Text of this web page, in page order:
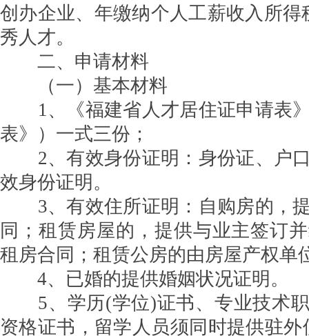
创办企业、年缴纳个人工薪收入所得
秀人才。
二、申请材料
（一）基本材料
1、《福建省人才居住证申请表
表》）一式三份；
2、有效身份证明：身份证、户
效身份证明。
3、有效住所证明：自购房的，
同；租赁房屋的，提供与业主签订
租房合同；租赁公房的由房屋产权单
4、已婚的提供婚姻状况证明。
5、学历(学位)证书、专业技术职
资格证书，留学人员须同时提供驻